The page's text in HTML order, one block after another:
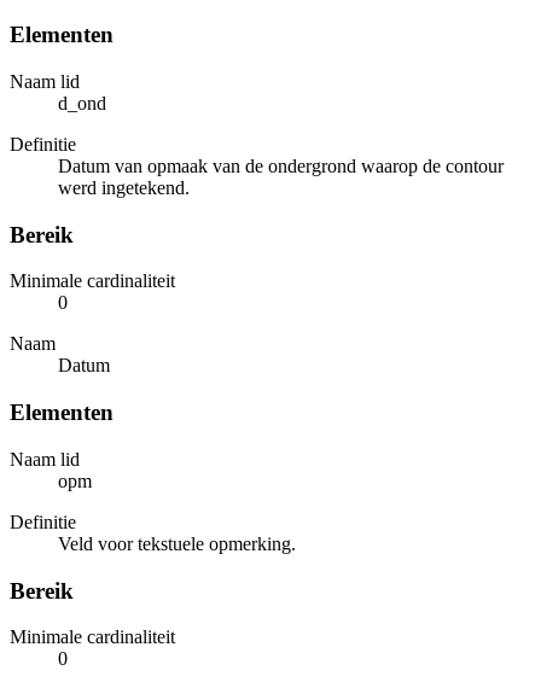
Elementen
Naam lid
d_ond
Definitie
Datum van opmaak van de ondergrond waarop de contour
werd ingetekend.
Bereik
Minimale cardinaliteit
0
Naam
Datum
Elementen
Naam lid
opm
Definitie
Veld voor tekstuele opmerking.
Bereik
Minimale cardinaliteit
0